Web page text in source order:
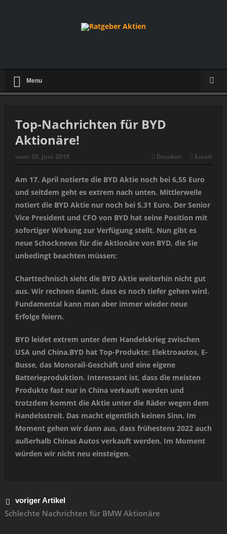
Menu
Top-Nachrichten für BYD
Aktionäre!
vom: 29. Juni 2019 Drucken Email
Am 17. April notierte die BYD Aktie noch bei 6,55 Euro
und seitdem geht es extrem nach unten. Mittlerweile
notiert die BYD Aktie nur noch bei 5,31 Euro. Der Senior
Vice President und CFO von BYD hat seine Position mit
sofortiger Wirkung zur Verfügung stellt. Nun gibt es
neue Schocknews für die Aktionäre von BYD, die Sie
unbedingt beachten müssen:
Charttechnisch sieht die BYD Aktie weiterhin nicht gut
aus. Wir rechnen damit, dass es noch tiefer gehen wird.
Fundamental kann man aber immer wieder neue
Erfolge feiern.
BYD leidet extrem unter dem Handelskrieg zwischen
USA und China.BYD hat Top-Produkte: Elektroautos, E-
Busse, das Monorail-Geschäft und eine eigene
Batterieproduktion. Interessant ist, dass die meisten
Produkte fast nur in China verkauft werden und
trotzdem kommt die Aktie unter die Räder wegen dem
Handelsstreit. Das macht eigentlich keinen Sinn. Im
Moment gehen wir dann aus, dass frühestens 2022 auch
außerhalb Chinas Autos verkauft werden. Im Moment
würden wir nicht neu einsteigen.
voriger Artikel
Schlechte Nachrichten für BMW Aktionäre